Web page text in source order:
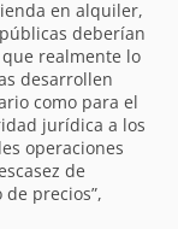
en alquiler,
deberían
realmente lo
desarrollen
como para el
jurídica a los
operaciones
de
precios”,